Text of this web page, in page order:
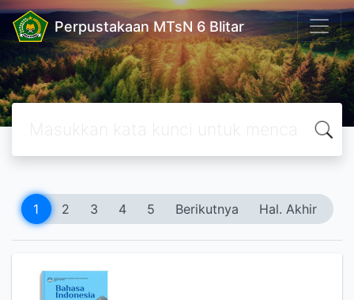
Perpustakaan MTsN 6 Blitar
1 2 3 4 5 Berikutnya Hal. Akhir